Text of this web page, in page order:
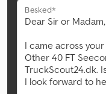
Besked*